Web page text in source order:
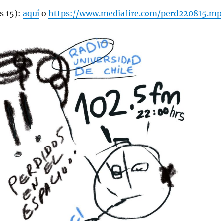
15): aquío https://www.mediafire.com/